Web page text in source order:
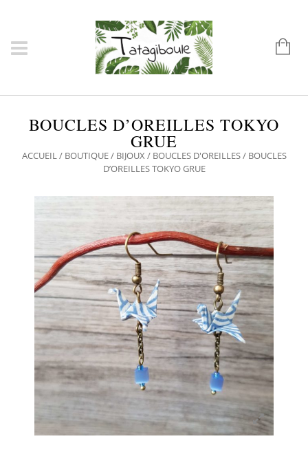
BOUCLES D’OREILLES TOKYO
GRUE
ACCUEIL/ BOUTIQUE/ BIJOUX / BOUCLES D'OREILLES/ BOUCLES
D’OREILLES TOKYO GRUE